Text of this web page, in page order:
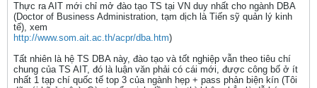
Thực ra AIT mới chỉ mở đào tạo TS tại VN duy nhất cho ngành DBA
(Doctor of Business Administration, tạm dịch là Tiến sỹ quản lý kinh
tế), xem
http://www.som.ait.ac.th/acpr/dba.htm)
Tất nhiên là hệ TS DBA này, đào tạo và tốt nghiệp vẫn theo tiêu chí
chung của TS AIT, đó là luận văn phải có cái mới, được công bố ở ít
nhất 1 tạp chí quốc tế top 3 của ngành hẹp + pass phản biện kín (Tôi